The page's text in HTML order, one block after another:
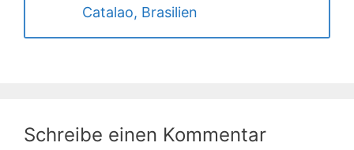
Catalao, Brasilien
Schreibe einen Kommentar